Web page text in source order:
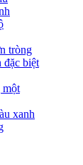
tròng
đặc biệt
một
xanh